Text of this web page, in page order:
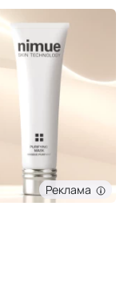
Реклама